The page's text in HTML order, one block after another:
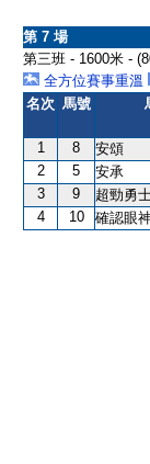
第 7 場
第三班 - 1600米 -
全方位賽事重溫
名次 馬號
1 8 安頌
2
5 安承
3
9 超勁勇
4
10 確認眼